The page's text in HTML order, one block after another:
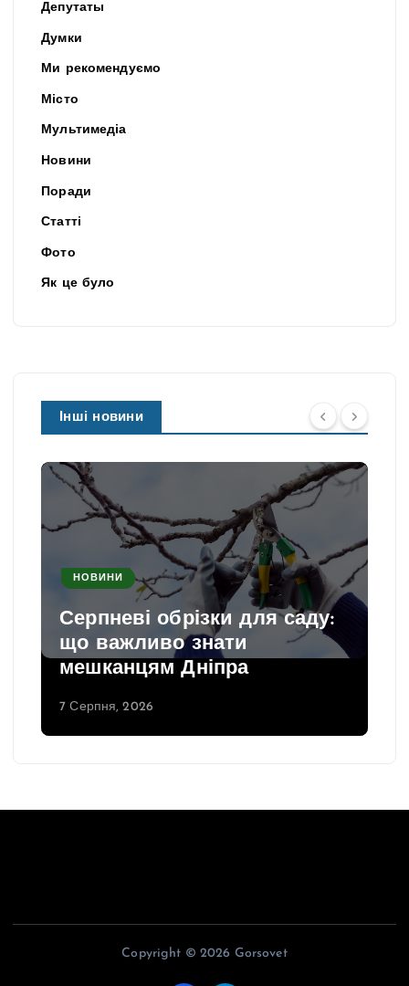
Депутаты
Думки
Ми рекомендуємо
Місто
Мультимедіа
Новини
Поради
Статті
Фото
Як це було
Інші новини
НОВИНИ
Серпневі обрізки для саду:
що важливо знати
мешканцям Дніпра
7 Серпня, 2026
Copyright © 2026 Gorsovet